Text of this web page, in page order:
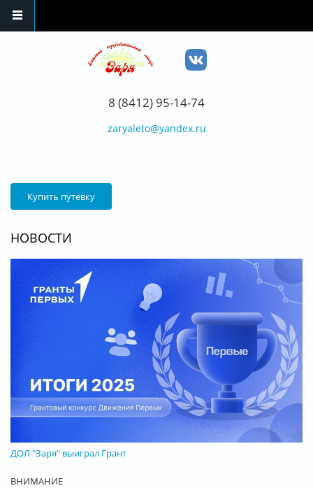
8 (8412) 95-14-74
zaryaleto@yandex.ru
Купить путевку
НОВОСТИ
ДОЛ "Заря" выиграл Грант
ВНИМАНИЕ